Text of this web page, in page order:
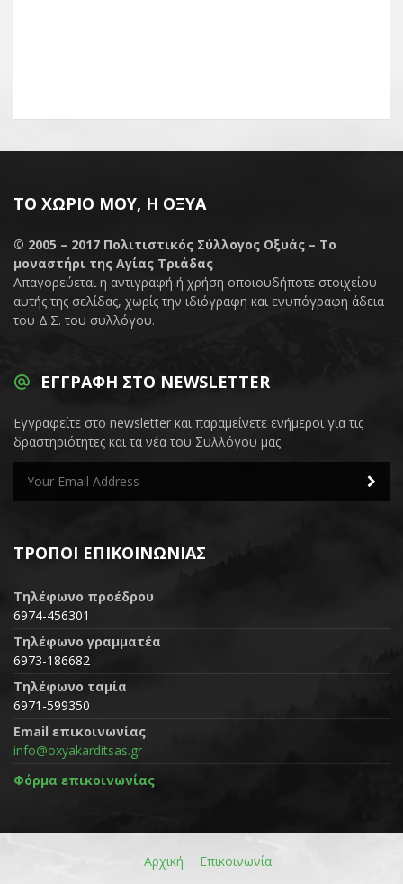
ΤΟ ΧΩΡΙΌ ΜΟΥ, Η ΟΞΥΆ
© 2005 – 2017 Πολιτιστικός Σύλλογος Οξυάς – Το
μοναστήρι της Αγίας Τριάδας
Απαγορεύεται η αντιγραφή ή χρήση οποιουδήποτε στοιχείου
αυτής της σελίδας, χωρίς την ιδιόγραφη και ενυπόγραφη άδεια
του Δ.Σ. του συλλόγου.
ΕΓΓΡΑΦΉ ΣΤΟ NEWSLETTER
Εγγραφείτε στο newsletter και παραμείνετε ενήμεροι για τις
δραστηριότητες και τα νέα του Συλλόγου μας
ΤΡΌΠΟΙ ΕΠΙΚΟΙΝΩΝΊΑΣ
Τηλέφωνο προέδρου
6974-456301
Τηλέφωνο γραμματέα
6973-186682
Τηλέφωνο ταμία
6971-599350
Email επικοινωνίας
info@oxyakarditsas.gr
Φόρμα επικοινωνίας
Αρχική Επικοινωνία